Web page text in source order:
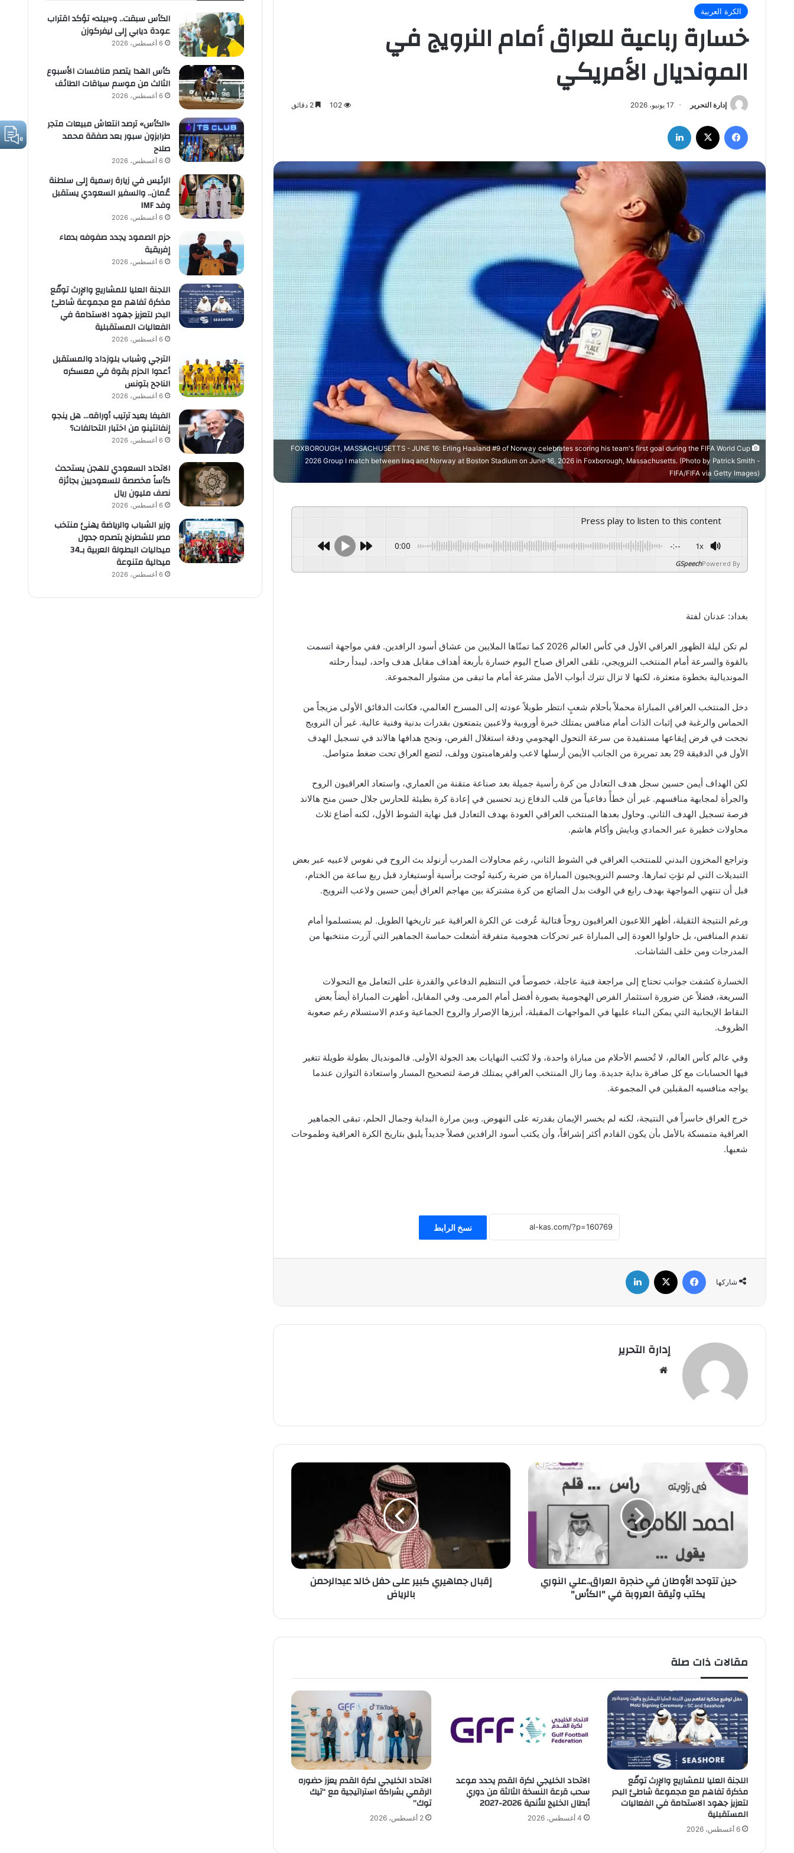
الكرة العربية
خسارة رباعية للعراق أمام النرويج في
المونديال الأمريكي
إدارة التحرير 17 يونيو، 2026 102 2 دقائق
FOXBOROUGH, MASSACHUSETTS - JUNE 16: Erling Haaland #9 of Norway celebrates scoring his team's first goal during the FIFA World Cup
2026 Group I match between Iraq and Norway at Boston Stadium on June 16, 2026 in Foxborough, Massachusetts. (Photo by Patrick Smith -
FIFA/FIFA via Getty Images)
Press play to listen to this content
0:00 -:-- 1x
Powered By
GSpeech
بغداد: عدنان لفتة
لم تكن ليلة الظهور العراقي الأول في كأس العالم 2026 كما تمنّاها الملايين من عشاق أسود الرافدين. ففي مواجهة اتسمت
بالقوة والسرعة أمام المنتخب النرويجي، تلقى العراق صباح اليوم خسارة بأربعة أهداف مقابل هدف واحد، ليبدأ رحلته
المونديالية بخطوة متعثرة، لكنها لا تزال تترك أبواب الأمل مشرعة أمام ما تبقى من مشوار المجموعة.
دخل المنتخب العراقي المباراة محملاً بأحلام شعبٍ انتظر طويلاً عودته إلى المسرح العالمي، فكانت الدقائق الأولى مزيجاً من
الحماس والرغبة في إثبات الذات أمام منافس يمتلك خبرة أوروبية ولاعبين يتمتعون بقدرات بدنية وفنية عالية. غير أن النرويج
نجحت في فرض إيقاعها مستفيدة من سرعة التحول الهجومي ودقة استغلال الفرص، ونجح هدافها هالاند في تسجيل الهدف
الأول في الدقيقة 29 بعد تمريرة من الجانب الأيمن أرسلها لاعب ولفرهامبتون وولف، لتضع العراق تحت ضغط متواصل.
لكن الهداف أيمن حسين سجل هدف التعادل من كرة رأسية جميلة بعد صناعة متقنة من العماري، واستعاد العراقيون الروح
والجرأة لمجابهة منافسهم. غير أن خطأً دفاعياً من قلب الدفاع زيد تحسين في إعادة كرة بطيئة للحارس جلال حسن منح هالاند
فرصة تسجيل الهدف الثاني. وحاول بعدها المنتخب العراقي العودة بهدف التعادل قبل نهاية الشوط الأول، لكنه أضاع ثلاث
محاولات خطيرة عبر الحمادي وبايش وأكام هاشم.
وتراجع المخزون البدني للمنتخب العراقي في الشوط الثاني، رغم محاولات المدرب أرنولد بث الروح في نفوس لاعبيه عبر بعض
التبديلات التي لم تؤتِ ثمارها. وحسم النرويجيون المباراة من ضربة ركنية تُوجت برأسية أوستيغارد قبل ربع ساعة من الختام،
قبل أن تنتهي المواجهة بهدف رابع في الوقت بدل الضائع من كرة مشتركة بين مهاجم العراق أيمن حسين ولاعب النرويج.
ورغم النتيجة الثقيلة، أظهر اللاعبون العراقيون روحاً قتالية عُرفت عن الكرة العراقية عبر تاريخها الطويل. لم يستسلموا أمام
تقدم المنافس، بل حاولوا العودة إلى المباراة عبر تحركات هجومية متفرقة أشعلت حماسة الجماهير التي آزرت منتخبها من
المدرجات ومن خلف الشاشات.
الخسارة كشفت جوانب تحتاج إلى مراجعة فنية عاجلة، خصوصاً في التنظيم الدفاعي والقدرة على التعامل مع التحولات
السريعة، فضلاً عن ضرورة استثمار الفرص الهجومية بصورة أفضل أمام المرمى. وفي المقابل، أظهرت المباراة أيضاً بعض
النقاط الإيجابية التي يمكن البناء عليها في المواجهات المقبلة، أبرزها الإصرار والروح الجماعية وعدم الاستسلام رغم صعوبة
الظروف.
وفي عالم كأس العالم، لا تُحسم الأحلام من مباراة واحدة، ولا تُكتب النهايات بعد الجولة الأولى. فالمونديال بطولة طويلة تتغير
فيها الحسابات مع كل صافرة بداية جديدة. وما زال المنتخب العراقي يمتلك فرصة لتصحيح المسار واستعادة التوازن عندما
يواجه منافسيه المقبلين في المجموعة.
خرج العراق خاسراً في النتيجة، لكنه لم يخسر الإيمان بقدرته على النهوض. وبين مرارة البداية وجمال الحلم، تبقى الجماهير
العراقية متمسكة بالأمل بأن يكون القادم أكثر إشراقاً، وأن يكتب أسود الرافدين فصلاً جديداً يليق بتاريخ الكرة العراقية وطموحات
شعبها.
نسخ الرابط
شاركها
إدارة التحرير
ح
ن
ا
ط
ي
ح
ن
ر
ة
ا
ل
ع
ر
ا
ق
.
.
حين تتوحد الأوطان في حنجرة العراق..علي النوري
يكتب وثيقة العروبة في "الكأس"
إ
م
ه
ك
ل
ف
ل
د
ع
ب
إقبال جماهيري كبير على حفل خالد عبدالرحمن
بالرياض
مقالات ذات صلة
اللجنة العليا للمشاريع والإرث توقّع
مذكرة تفاهم مع مجموعة شاطئ البحر
لتعزيز جهود الاستدامة في الفعاليات
المستقبلية
6 أغسطس، 2026
الاتحاد الخليجي لكرة القدم يحدد موعد
سحب قرعة النسخة الثالثة من دوري
أبطال الخليج للأندية 2026-2027
4 أغسطس، 2026
الاتحاد الخليجي لكرة القدم يعزز حضوره
الرقمي بشراكة استراتيجية مع “تيك
توك”
2 أغسطس، 2026
الكأس سبقت.. و«بيلد» تؤكد اقتراب
عودة ديابي إلى ليفركوزن
6 أغسطس، 2026
كأس الهدا يتصدر منافسات الأسبوع
الثالث من موسم سباقات الطائف
6 أغسطس، 2026
«الكأس» ترصد انتعاش مبيعات متجر
طرابزون سبور بعد صفقة محمد
صلاح
6 أغسطس، 2026
الرئيس في زيارة رسمية إلى سلطنة
عُمان.. والسفير السعودي يستقبل
وفد IMF
6 أغسطس، 2026
حزم الصمود يجدد صفوفه بدماء
إفريقية
6 أغسطس، 2026
اللجنة العليا للمشاريع والإرث توقّع
مذكرة تفاهم مع مجموعة شاطئ
البحر لتعزيز جهود الاستدامة في
الفعاليات المستقبلية
6 أغسطس، 2026
الترجي وشباب بلوزداد والمستقبل
أعدوا الحزم بقوة في معسكره
الناجح بتونس
6 أغسطس، 2026
الفيفا يعيد ترتيب أوراقه… هل ينجو
إنفانتينو من اختبار التحالفات؟
6 أغسطس، 2026
الاتحاد السعودي للهجن يستحدث
كأساً مخصصة للسعوديين بجائزة
نصف مليون ريال
6 أغسطس، 2026
وزير الشباب والرياضة يهنئ منتخب
مصر للشطرنج بتصدره جدول
ميداليات البطولة العربية بـ34
ميدالية متنوعة
6 أغسطس، 2026